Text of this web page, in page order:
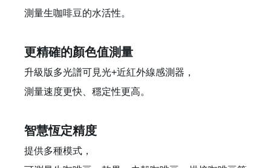
測量生咖啡豆的水活性。
更精確的顏色值測量
升級版多光譜可見光+近紅外線感測器，
測量速度更快、穩定性更高。
智慧恆定精度
提供多種模式，